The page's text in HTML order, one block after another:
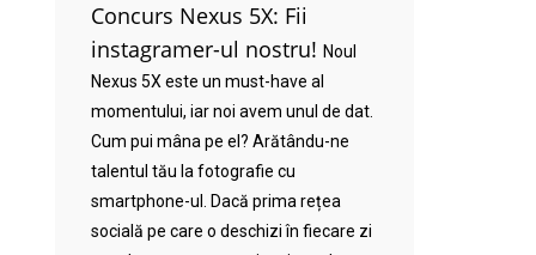
Concurs Nexus 5X: Fii
instagramer-ul nostru! Noul
Nexus 5X este un must-have al
momentului, iar noi avem unul de dat.
Cum pui mâna pe el? Arătându-ne
talentul tău la fotografie cu
smartphone-ul. Dacă prima rețea
socială pe care o deschizi în fiecare zi